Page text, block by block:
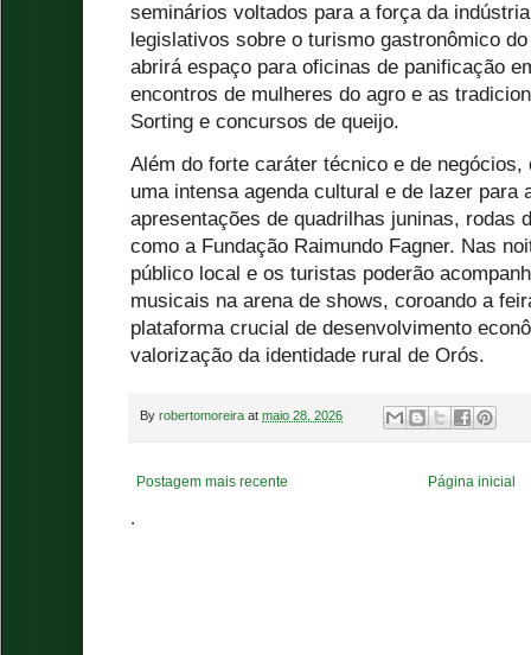
seminários voltados para a força da
legislativos sobre o turismo gastronômico
abrirá espaço para oficinas de panificação
encontros de mulheres do agro e as
Sorting e concursos de queijo.
Além do forte caráter técnico e de
uma intensa agenda cultural e de lazer para
apresentações de quadrilhas juninas, rodas
como a Fundação Raimundo Fagner. Nas
público local e os turistas poderão
musicais na arena de shows, coroando a
plataforma crucial de desenvolvimento
valorização da identidade rural de Orós.
By robertomoreira at maio 28, 2026
Postagem mais recente Página inicial
.